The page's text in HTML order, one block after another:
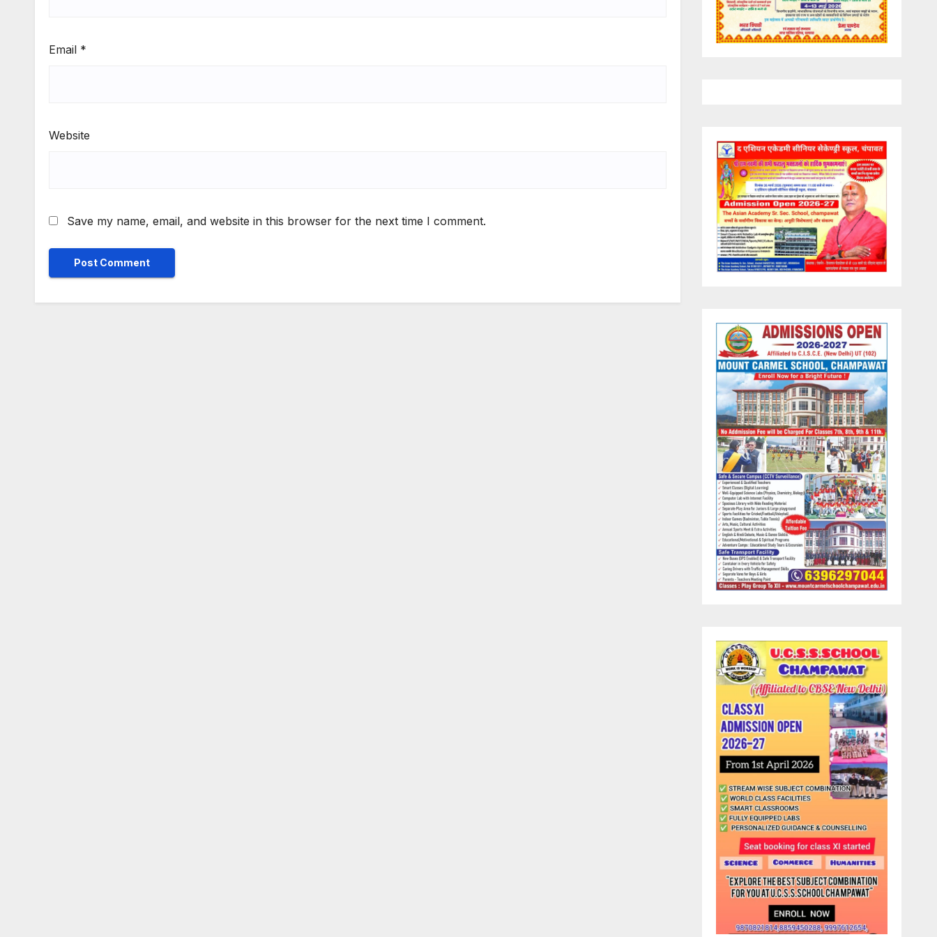
Email *
Website
Save my name, email, and website in this browser for the next time I comment.